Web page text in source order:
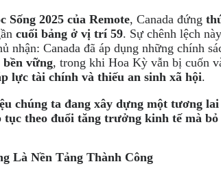
Sống 2025 của Remote, Canada đứng
cuối bảng ở vị trí 59. Sự chênh lệch
nhận: Canada đã áp dụng những chính
vững, trong khi Hoa Kỳ vẫn bị cuốn
lực tài chính và thiếu an sinh xã hội.
chúng ta đang xây dựng một tương
theo đuổi tăng trưởng kinh tế mà bỏ
Là Nền Tảng Thành Công